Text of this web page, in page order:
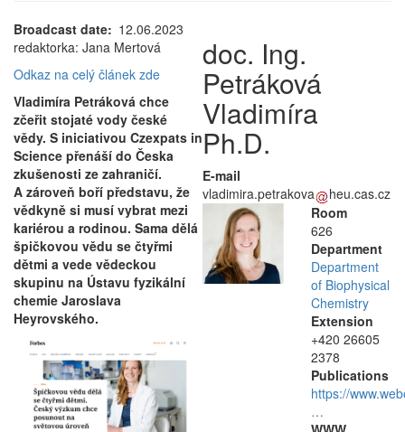
Broadcast date
12.06.2023
redaktorka: Jana Mertová
Odkaz na celý článek zde
Vladimíra Petráková chce
zčeřit stojaté vody české
vědy. S iniciativou Czexpats in
Science přenáší do Česka
zkušenosti ze zahraničí.
A zároveň boří představu, že
vědkyně si musí vybrat mezi
kariérou a rodinou. Sama dělá
špičkovou vědu se čtyřmi
dětmi a vede vědeckou
skupinu na Ústavu fyzikální
chemie Jaroslava
Heyrovského.
doc. Ing.
Petráková
Vladimíra
Ph.D.
E-mail
vladimira.petrakova
heu.cas.cz
Room
626
Department
Department
of Biophysical
Chemistry
Extension
+420 26605
2378
Publications
https://
…